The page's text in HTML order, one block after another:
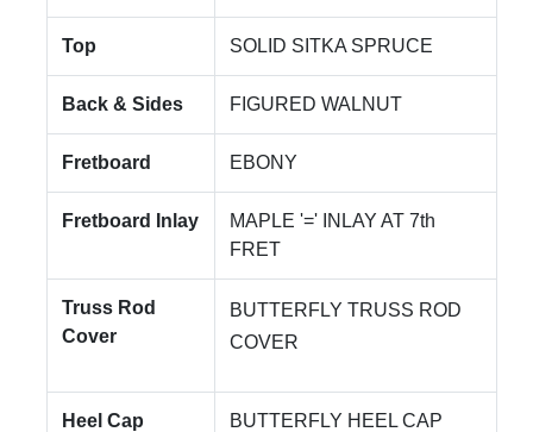
Top SOLID SITKA SPRUCE
Back & Sides FIGURED WALNUT
Fretboard EBONY
Fretboard Inlay
MAPLE '=' INLAY AT 7th
FRET
Truss Rod
Cover
BUTTERFLY TRUSS ROD
COVER
Heel Cap BUTTERFLY HEEL CAP